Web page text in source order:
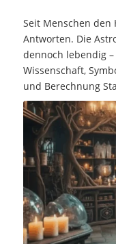
Seit Menschen
Antworten. Die
dennoch lebendig
Wissenschaft, Symbolik und
und